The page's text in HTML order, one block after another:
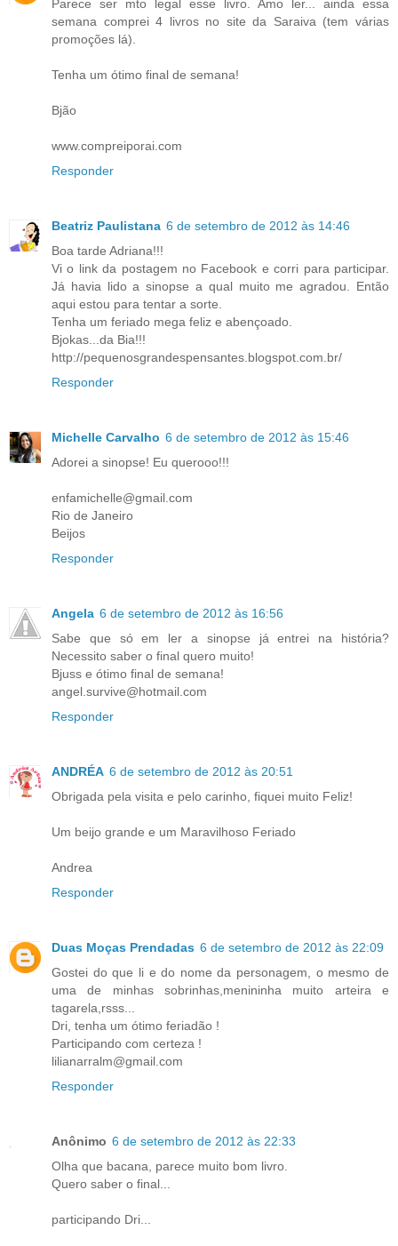
Parece ser mto legal esse livro. Amo ler... ainda essa
semana comprei 4 livros no site da Saraiva (tem várias
promoções lá).
Tenha um ótimo final de semana!
Bjão
www.compreiporai.com
Responder
Beatriz Paulistana 6 de setembro de 2012 às 14:46
Boa tarde Adriana!!!
Vi o link da postagem no Facebook e corri para participar.
Já havia lido a sinopse a qual muito me agradou. Então
aqui estou para tentar a sorte.
Tenha um feriado mega feliz e abençoado.
Bjokas...da Bia!!!
http://pequenosgrandespensantes.blogspot.com.br/
Responder
Michelle Carvalho 6 de setembro de 2012 às 15:46
Adorei a sinopse! Eu querooo!!!
enfamichelle@gmail.com
Rio de Janeiro
Beijos
Responder
Angela 6 de setembro de 2012 às 16:56
Sabe que só em ler a sinopse já entrei na história?
Necessito saber o final quero muito!
Bjuss e ótimo final de semana!
angel.survive@hotmail.com
Responder
ANDRÉA 6 de setembro de 2012 às 20:51
Obrigada pela visita e pelo carinho, fiquei muito Feliz!
Um beijo grande e um Maravilhoso Feriado
Andrea
Responder
Duas Moças Prendadas 6 de setembro de 2012 às 22:09
Gostei do que li e do nome da personagem, o mesmo de
uma de minhas sobrinhas,menininha muito arteira e
tagarela,rsss...
Dri, tenha um ótimo feriadão !
Participando com certeza !
lilianarralm@gmail.com
Responder
Anônimo 6 de setembro de 2012 às 22:33
Olha que bacana, parece muito bom livro.
Quero saber o final...
participando Dri...